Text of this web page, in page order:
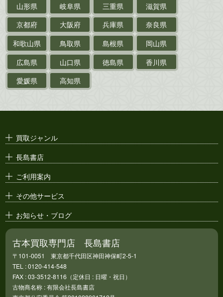
戦前・戦中の紙物・資料
絵葉書
支那・満洲・朝鮮・
台湾関係古資料
ポスター・チラシ・
山形県
岐阜県 三重県
滋賀県
京都府
大阪府 兵庫県
奈良県
和歌山県
鳥取県 島根県
岡山県
広島県
山口県 徳島県
香川県
愛媛県
高知県
買取ジャンル
長島書店
ご利用案内
その他サービス
お知らせ・ブログ
古本買取専門店 長島書店
〒101-0051 東京都千代田区神田神保町2-5-1
TEL : 0120-414-548
FAX : 03-3512-8116（定休日 : 日曜・祝日）
古物商名称 : 有限会社長島書店